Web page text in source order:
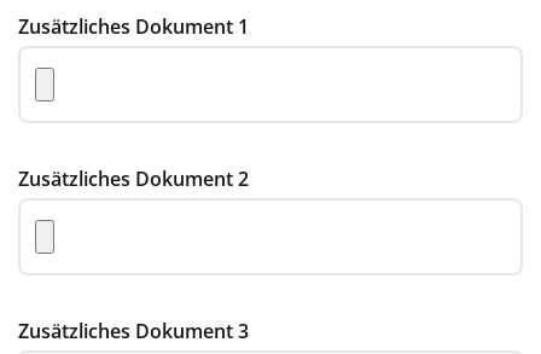
Zusätzliches Dokument 1
Zusätzliches Dokument 2
Zusätzliches Dokument 3